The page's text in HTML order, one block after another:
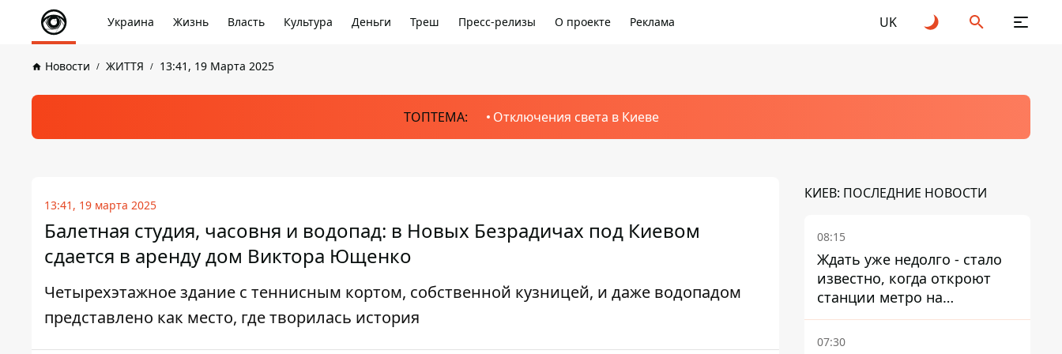
Украина Жизнь Власть Культура Деньги Треш Пресс-релизы О проекте Реклама UK
Новости ЖИТТЯ 13:41, 19 Марта 2025
ТОПТЕМА: Отключения света в Киеве
13:41, 19 марта 2025
Балетная студия, часовня и водопад: в Новых Безрадичах под Киевом
сдается в аренду дом Виктора Ющенко
Четырехэтажное здание с теннисным кортом, собственной кузницей, и даже водопадом
представлено как место, где творилась история
КИЕВ: ПОСЛЕДНИЕ НОВОСТИ
08:15
Ждать уже недолго - стало
известно, когда откроют
станции метро на
Виноградаре
07:30